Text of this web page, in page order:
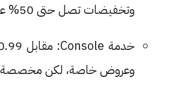
وتخفيضات تصل حتى 50% على الألعاب، وعروض خاصة لهذه الفئة من المشتركين.
وعروض خاصة، لكن مخصصة